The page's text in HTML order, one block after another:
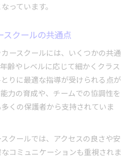
っています。
クールの共通点
ースクールには、いくつかの共通
齢やレベルに応じて細かくクラス
りに最適な指導が受けられる点が
力の育成や、チームでの協調性を
くの保護者から支持されていま
クールでは、アクセスの良さや安
コミュニケーションも重視されま